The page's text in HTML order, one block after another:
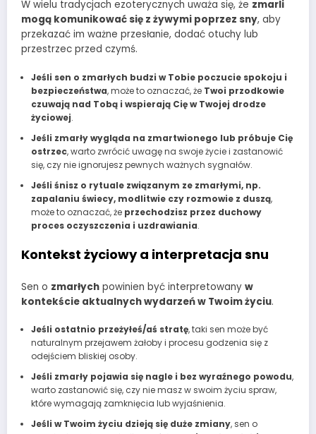
W wielu tradycjach ezoterycznych uważa się, że zmarli
mogą komunikować się z żywymi poprzez sny, aby
przekazać im ważne przesłanie, dodać otuchy lub
przestrzec przed czymś.
Jeśli sen o zmarłych budzi w Tobie poczucie spokoju i
bezpieczeństwa, może to oznaczać, że Twoi przodkowie
czuwają nad Tobą i wspierają Cię w Twojej drodze
życiowej.
Jeśli zmarły wygląda na zmartwionego lub próbuje Cię
ostrzec, warto zwrócić uwagę na swoje życie i zastanowić
się, czy nie ignorujesz pewnych ważnych sygnałów.
Jeśli śnisz o rytuale związanym ze zmarłymi, np.
zapalaniu świecy, modlitwie czy rozmowie z duszą,
może to oznaczać, że przechodzisz przez duchowy
proces oczyszczenia i uzdrawiania.
Kontekst życiowy a interpretacja snu
Sen o zmarłych powinien być interpretowany w
kontekście aktualnych wydarzeń w Twoim życiu.
Jeśli ostatnio przeżyłeś/aś stratę, taki sen może być
naturalnym przejawem żałoby i procesu godzenia się z
odejściem bliskiej osoby.
Jeśli zmarły pojawia się nagle i bez wyraźnego powodu,
warto zastanowić się, czy nie masz w swoim życiu spraw,
które wymagają zamknięcia lub wyjaśnienia.
Jeśli w Twoim życiu dzieją się duże zmiany, sen o